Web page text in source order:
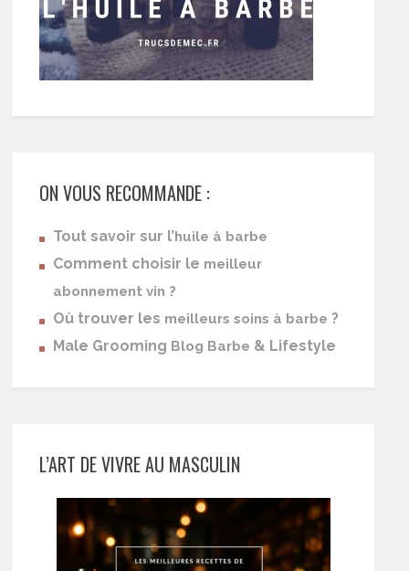
ON VOUS RECOMMANDE :
Tout savoir sur l’huile à barbe
Comment choisir le meilleur
abonnement vin ?
Où trouver les meilleurs soins à barbe ?
Male Grooming Blog Barbe & Lifestyle
L’ART DE VIVRE AU MASCULIN